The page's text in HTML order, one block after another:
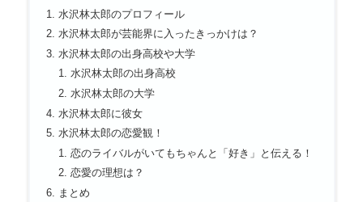
水沢林太郎のプロフィール
水沢林太郎が芸能界に入ったきっかけは？
水沢林太郎の出身高校や大学
水沢林太郎の出身高校
水沢林太郎の大学
水沢林太郎に彼女
水沢林太郎の恋愛観！
恋のライバルがいてもちゃんと「好き」と伝える！
恋愛の理想は？
まとめ